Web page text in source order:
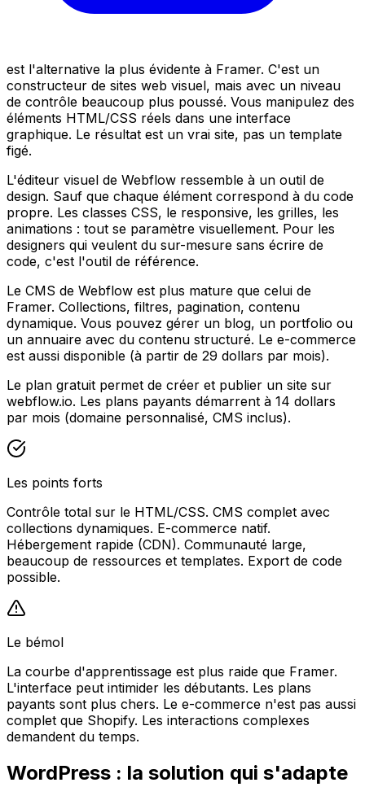
est l'alternative la plus évidente à Framer. C'est un
constructeur de sites web visuel, mais avec un niveau
de contrôle beaucoup plus poussé. Vous manipulez des
éléments HTML/CSS réels dans une interface
graphique. Le résultat est un vrai site, pas un template
figé.
L'éditeur visuel de Webflow ressemble à un outil de
design. Sauf que chaque élément correspond à du code
propre. Les classes CSS, le responsive, les grilles, les
animations : tout se paramètre visuellement. Pour les
designers qui veulent du sur-mesure sans écrire de
code, c'est l'outil de référence.
Le CMS de Webflow est plus mature que celui de
Framer. Collections, filtres, pagination, contenu
dynamique. Vous pouvez gérer un blog, un portfolio ou
un annuaire avec du contenu structuré. Le e-commerce
est aussi disponible (à partir de 29 dollars par mois).
Le plan gratuit permet de créer et publier un site sur
webflow.io. Les plans payants démarrent à 14 dollars
par mois (domaine personnalisé, CMS inclus).
Les points forts
Contrôle total sur le HTML/CSS. CMS complet avec
collections dynamiques. E-commerce natif.
Hébergement rapide (CDN). Communauté large,
beaucoup de ressources et templates. Export de code
possible.
Le bémol
La courbe d'apprentissage est plus raide que Framer.
L'interface peut intimider les débutants. Les plans
payants sont plus chers. Le e-commerce n'est pas aussi
complet que Shopify. Les interactions complexes
demandent du temps.
WordPress : la solution qui s'adapte